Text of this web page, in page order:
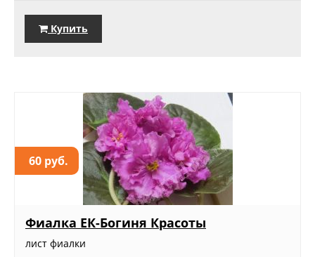
Купить
60 руб.
Фиалка ЕК-Богиня Красоты
лист фиалки